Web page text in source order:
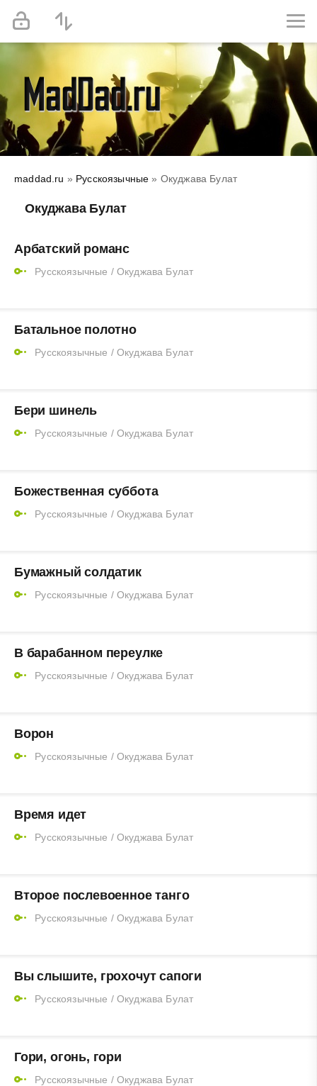
maddad.ru » Русскоязычные » Окуджава Булат
Окуджава Булат
Арбатский романс
Русскоязычные / Окуджава Булат
Батальное полотно
Русскоязычные / Окуджава Булат
Бери шинель
Русскоязычные / Окуджава Булат
Божественная суббота
Русскоязычные / Окуджава Булат
Бумажный солдатик
Русскоязычные / Окуджава Булат
В барабанном переулке
Русскоязычные / Окуджава Булат
Ворон
Русскоязычные / Окуджава Булат
Время идет
Русскоязычные / Окуджава Булат
Второе послевоенное танго
Русскоязычные / Окуджава Булат
Вы слышите, грохочут сапоги
Русскоязычные / Окуджава Булат
Гори, огонь, гори
Русскоязычные / Окуджава Булат